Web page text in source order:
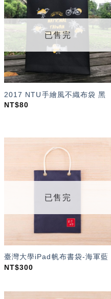
加入
「願
望輕
單」
已售完
2017 NTU手繪風不織布袋 黑
NT$80
望輕
已售完
臺灣大學iPad帆布書袋-海軍藍
NT$300